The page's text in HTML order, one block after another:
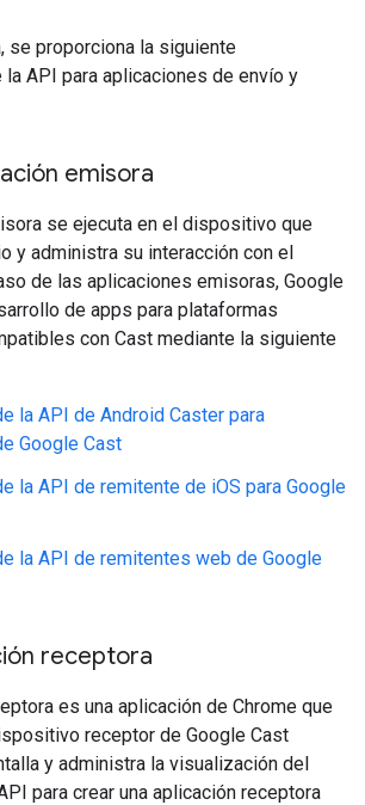
se proporciona la siguiente
la API para aplicaciones de envío y
emisora
se ejecuta en el dispositivo que
y administra su interacción con el
de las aplicaciones emisoras, Google
de apps para plataformas
con Cast mediante la siguiente
la API de Android Caster para
Google Cast
la API de remitente de iOS para Google
la API de remitentes web de Google
receptora
es una aplicación de Chrome que
receptor de Google Cast
y administra la visualización del
para crear una aplicación receptora